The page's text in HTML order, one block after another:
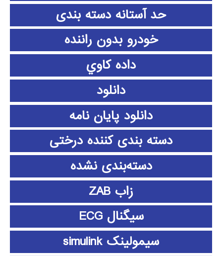
حد آستانه دسته بندی
خودرو بدون راننده
داده كاوي
دانلود
دانلود پايان نامه
دسته بندی کننده درختی
دسته‌بندی نشده
زاب ZAB
سیگنال ECG
سیمولینک simulink